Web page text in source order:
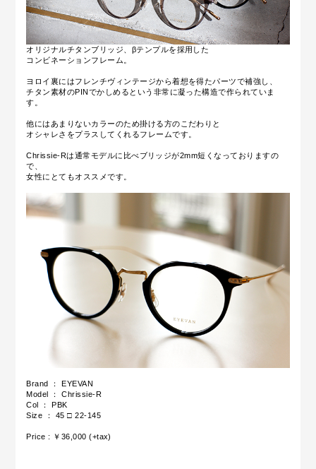
オリジナルチタンブリッジ、βテンプルを採用した
コンビネーションフレーム。
ヨロイ裏にはフレンチヴィンテージから着想を得たパーツで補強し、
チタン素材のPINでかしめるという非常に凝った構造で作られていま
す。
他にはあまりないカラーのため掛ける方のこだわりと
オシャレさをプラスしてくれるフレームです。
Chrissie-Rは通常モデルに比べブリッジが2mm短くなっておりますの
で、
女性にとてもオススメです。
Brand ： EYEVAN
Model ： Chrissie-R
Col ： PBK
Size ： 45 □ 22-145
Price : ￥36,000 (+tax)